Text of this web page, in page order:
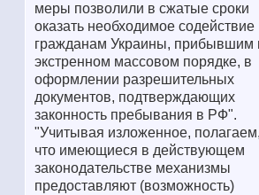
меры позволили в сжатые сроки
оказать необходимое содействие
гражданам Украины, прибывшим
экстренном массовом порядке, в
оформлении разрешительных
документов, подтверждающих
законность пребывания в РФ".
"Учитывая изложенное,
что имеющиеся в действующем
законодательстве механизмы
предоставляют (возможность)